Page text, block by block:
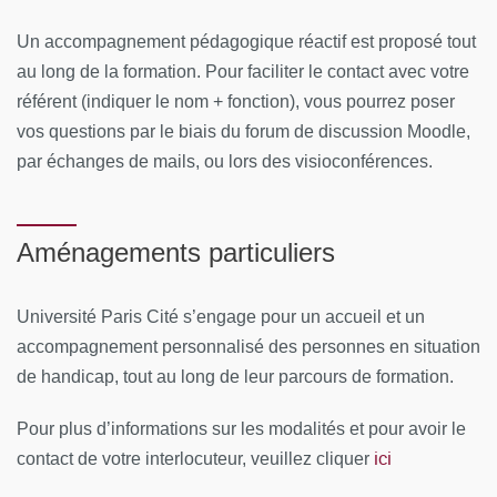
Télécharger le planning 2025/2026
MOYENS PÉDAGOGIQUES ET TECHNIQUES
D’ENCADREMENT
nutrition
Patrick Nataf, PU-PH en chirurgie cardiaque et vasculaire
Membres de l’équipe pédagogique: Jeremy Adam / Eric
Allaire / Dina Attia / Sandra Berthezene / Claire Biot /
Un accompagnement pédagogique réactif est proposé tout
au long de la formation. Pour faciliter le contact avec votre
référent (indiquer le nom + fonction), vous pourrez poser
vos questions par le biais du forum de discussion Moodle,
par échanges de mails, ou lors des visioconférences.
Aménagements particuliers
Université Paris Cité s’engage pour un accueil et un
accompagnement personnalisé des personnes en situation
de handicap, tout au long de leur parcours de formation.
Pour plus d’informations sur les modalités et pour avoir le
contact de votre interlocuteur, veuillez cliquer ici